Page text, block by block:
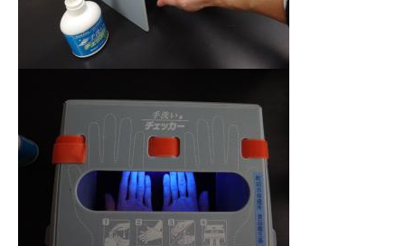
お問い合わせ
資料請求
インターネット出願
教職員採用情報
その他
個人情報の取り扱いについて